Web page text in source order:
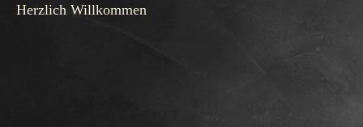
Herzlich Willkommen